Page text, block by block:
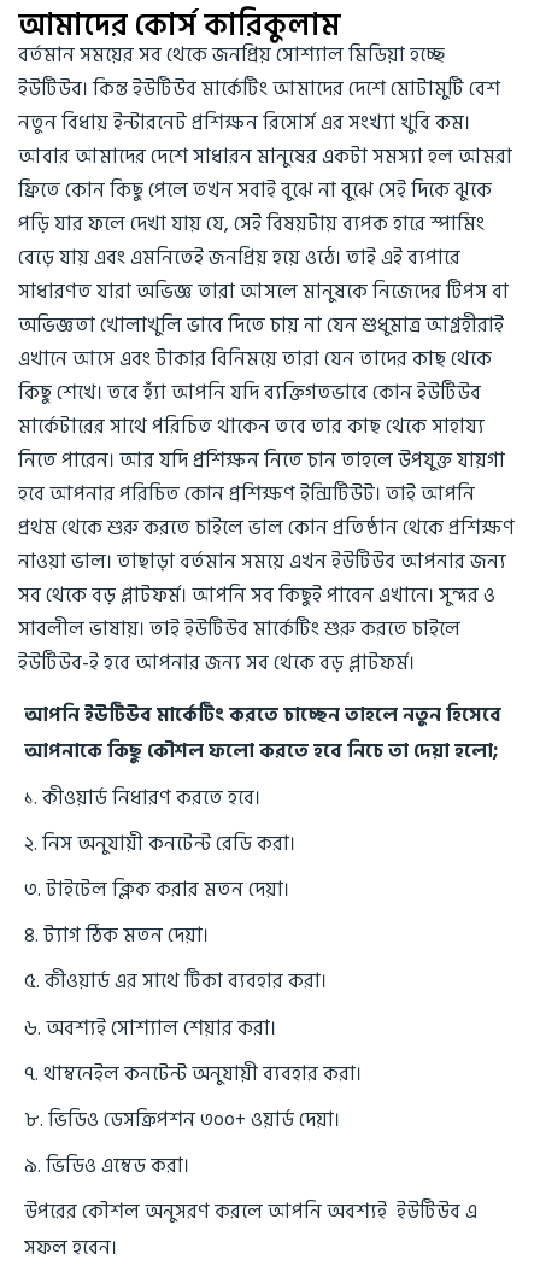
আমাদের কোর্স কারিকুলাম
বর্তমান সময়ের সব থেকে জনপ্রিয় সোশ্যাল মিডিয়া হচ্ছে
ইউটিউব। কিন্ত ইউটিউব মার্কেটিং আমাদের দেশে মোটামুটি বেশ
নতুন বিধায় ইন্টারনেট প্রশিক্ষন রিসোর্স এর সংখ্যা খুবি কম।
আবার আমাদের দেশে সাধারন মানুষের একটা সমস্যা হল আমরা
ফ্রিতে কোন কিছু পেলে তখন সবাই বুঝে না বুঝে সেই দিকে ঝুকে
পড়ি যার ফলে দেখা যায় যে, সেই বিষয়টায় ব্যপক হারে স্পামিং
বেড়ে যায় এবং এমনিতেই জনপ্রিয় হয়ে ওঠে। তাই এই ব্যপারে
সাধারণত যারা অভিজ্ঞ তারা আসলে মানুষকে নিজেদের টিপস বা
অভিজ্ঞতা খোলাখুলি ভাবে দিতে চায় না যেন শুধুমাত্র আগ্রহীরাই
এখানে আসে এবং টাকার বিনিময়ে তারা যেন তাদের কাছ থেকে
কিছু শেখে। তবে হ্যাঁ আপনি যদি ব্যক্তিগতভাবে কোন ইউটিউব
মার্কেটারের সাথে পরিচিত থাকেন তবে তার কাছ থেকে সাহায্য
নিতে পারেন। আর যদি প্রশিক্ষন নিতে চান তাহলে উপযুক্ত যায়গা
হবে আপনার পরিচিত কোন প্রশিক্ষণ ইন্সিটিউট। তাই আপনি
প্রথম থেকে শুরু করতে চাইলে ভাল কোন প্রতিষ্ঠান থেকে প্রশিক্ষণ
নাওয়া ভাল। তাছাড়া বর্তমান সময়ে এখন ইউটিউব আপনার জন্য
সব থেকে বড় প্লাটফর্ম। আপনি সব কিছুই পাবেন এখানে। সুন্দর ও
সাবলীল ভাষায়। তাই ইউটিউব মার্কেটিং শুরু করতে চাইলে
ইউটিউব-ই হবে আপনার জন্য সব থেকে বড় প্লাটফর্ম।
আপনি ইউটিউব মার্কেটিং করতে চাচ্ছেন তাহলে নতুন হিসেবে
আপনাকে কিছু কৌশল ফলো করতে হবে নিচে তা দেয়া হলো;
১. কীওয়ার্ড নিধারণ করতে হবে।
২. নিস অনুযায়ী কনটেন্ট রেডি করা।
৩. টাইটেল ক্লিক করার মতন দেয়া।
৪. ট্যাগ ঠিক মতন দেয়া।
৫. কীওয়ার্ড এর সাথে টিকা ব্যবহার করা।
৬. অবশ্যই সোশ্যাল শেয়ার করা।
৭. থাম্বনেইল কনটেন্ট অনুযায়ী ব্যবহার করা।
৮. ভিডিও ডেসক্রিপশন ৩০০+ ওয়ার্ড দেয়া।
৯. ভিডিও এম্বেড করা।
উপরের কৌশল অনুসরণ করলে আপনি অবশ্যই ইউটিউব এ
সফল হবেন।